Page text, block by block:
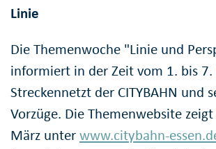
Linie
Die Themenwoche "Linie und
informiert in der Zeit vom 1. bis 7.
Streckennetzt der CITYBAHN und
Vorzüge. Die Themenwebsite
März unterwww.citybahn-